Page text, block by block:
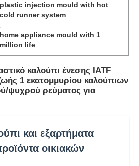
plastic injection mould with hot
cold runner system
home appliance mould with 1
million life
καλούπι ένεσης IATF
1 εκατομμυρίου καλούπιων
ψυχρού ρεύματος για
και εξαρτήματα
οικιακών